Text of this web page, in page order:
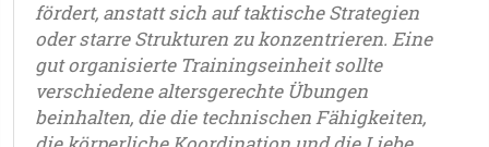
fördert, anstatt sich auf taktische Strategien
oder starre Strukturen zu konzentrieren. Eine
gut organisierte Trainingseinheit sollte
verschiedene altersgerechte Übungen
beinhalten, die die technischen Fähigkeiten,